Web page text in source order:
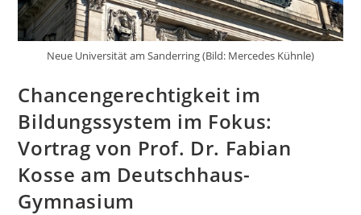
Neue Universität am Sanderring (Bild: Mercedes Kühnle)
Chancengerechtigkeit im
Bildungssystem im Fokus:
Vortrag von Prof. Dr. Fabian
Kosse am Deutschhaus-
Gymnasium